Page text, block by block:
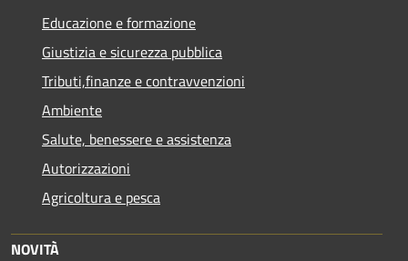
Educazione e formazione
Giustizia e sicurezza pubblica
Tributi,finanze e contravvenzioni
Ambiente
Salute, benessere e assistenza
Autorizzazioni
Agricoltura e pesca
NOVITÀ